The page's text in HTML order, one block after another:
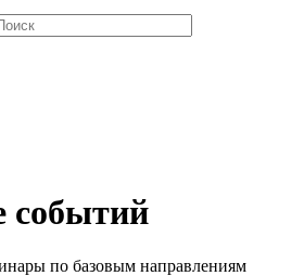
событий
по базовым направлениям